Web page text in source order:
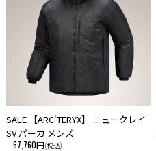
SALE 【ARC'TERYX】 ニュークレイ
SV パーカ メンズ
67,760円(税込)